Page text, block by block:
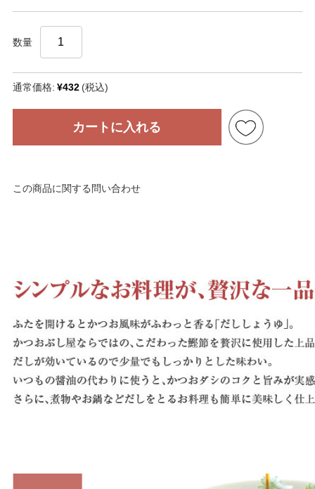
数量
通常価格: ¥432 (税込)
カートに入れる
この商品に関する問い合わせ